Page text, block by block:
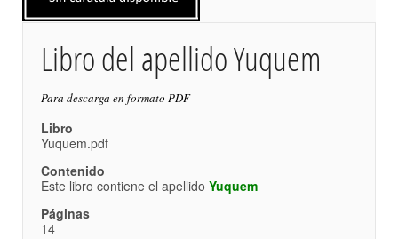
Libro del apellido Yuquem
Para descarga en formato PDF
Libro
Yuquem.pdf
Contenido
Este libro contiene el apellido Yuquem
Páginas
14